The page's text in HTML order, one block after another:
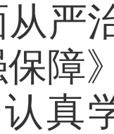
严
障
真